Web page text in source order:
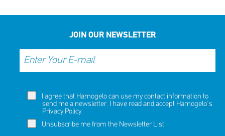
JOIN OUR NEWSLETTER
I agree that Hamogelo can use my contact information to
send me a newsletter. I have read and accept Hamogelo's
Privacy Policy.
Unsubscribe me from the Newsletter List.